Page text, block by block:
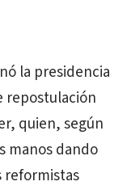
la presidencia
repostulación
quien, según
manos dando
reformistas